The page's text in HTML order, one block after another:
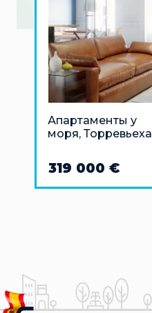
Апартаменты у
моря, Торревьеха
319 000 €